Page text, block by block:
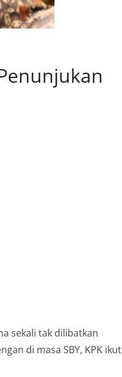
sekali tak dilibatkan
di masa SBY, KPK ikut